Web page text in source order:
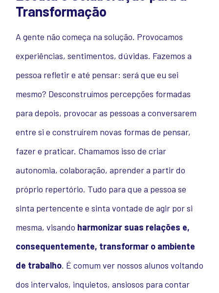
Transformação
A gente não começa na solução. Provocamos
experiências, sentimentos, dúvidas. Fazemos a
pessoa refletir e até pensar: será que eu sei
mesmo? Desconstruímos percepções formadas
para depois, provocar as pessoas a conversarem
entre si e construírem novas formas de pensar,
fazer e praticar. Chamamos isso de criar
autonomia, colaboração, aprender a partir do
próprio repertório. Tudo para que a pessoa se
sinta pertencente e sinta vontade de agir por si
mesma, visando harmonizar suas relações e,
consequentemente, transformar o ambiente
de trabalho. É comum ver nossos alunos voltando
dos intervalos, inquietos, ansiosos para contar